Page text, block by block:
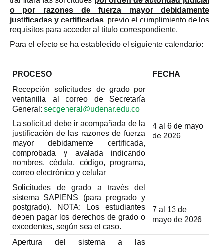
o por razones de fuerza mayor debidamente
justificadas y certificadas, previo el cumplimiento de los
requisitos para acceder al título correspondiente.
Para el efecto se ha establecido el siguiente calendario:
PROCESO
FECHA
Recepción solicitudes de grado por
ventanilla al correo de Secretaría
General: secgeneral@udenar.edu.co
La solicitud debe ir acompañada de la
justificación de las razones de fuerza
mayor debidamente certificada,
comprobada y avalada indicando
nombres, cédula, código, programa,
correo electrónico y celular
4 al 6 de mayo
de 2026
Solicitudes de grado a través del
sistema SAPIENS (para pregrado y
postgrado). NOTA: Los estudiantes
deben pagar los derechos de grado o
excedentes, según sea el caso.
7 al 13 de
mayo de 2026
Apertura del sistema a las